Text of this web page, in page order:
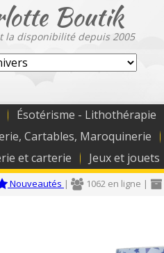
Boutik
la disponibilité depuis 2005
Ésotérisme - Lithothérapie
Cartables, Maroquinerie
et carterie
Jeux et jouets
Nouveautés | 1062 en ligne |